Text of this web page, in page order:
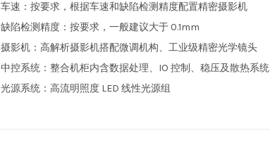
车速：按要求，根据车速和缺陷检测精度配置精密摄影机
缺陷检测精度：按要求，一般建议大于 0.1mm
摄影机：高解析摄影机搭配微调机构、工业级精密光学镜头
中控系统：整合机柜内含数据处理、IO 控制、稳压及散热系统
光源系统：高流明照度 LED 线性光源组